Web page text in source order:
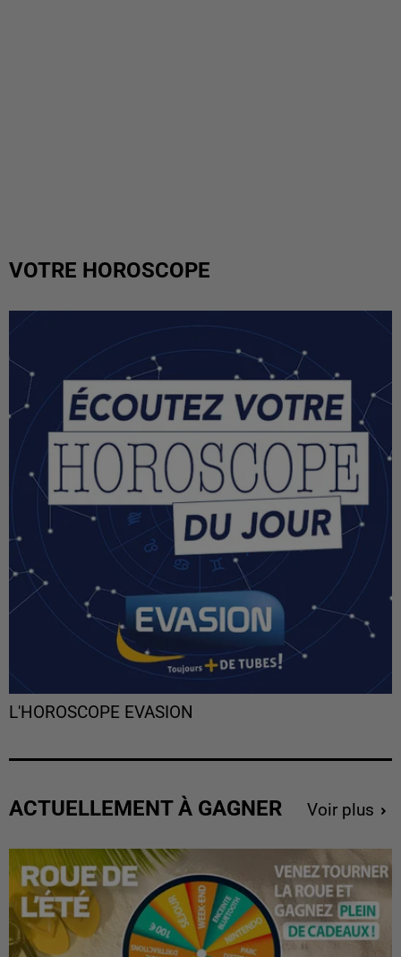
VOTRE HOROSCOPE
L'HOROSCOPE EVASION
ACTUELLEMENT À GAGNER Voir plus